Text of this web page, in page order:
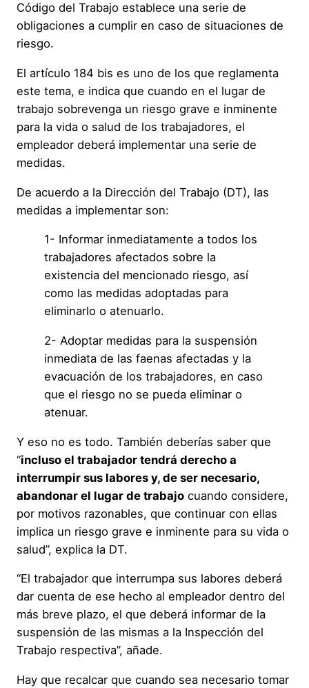
Código del Trabajo establece una serie de
obligaciones a cumplir en caso de situaciones de
riesgo.
El artículo 184 bis es uno de los que reglamenta
este tema, e indica que cuando en el lugar de
trabajo sobrevenga un riesgo grave e inminente
para la vida o salud de los trabajadores, el
empleador deberá implementar una serie de
medidas.
De acuerdo a la Dirección del Trabajo (DT), las
medidas a implementar son:
1- Informar inmediatamente a todos los
trabajadores afectados sobre la
existencia del mencionado riesgo, así
como las medidas adoptadas para
eliminarlo o atenuarlo.
2- Adoptar medidas para la suspensión
inmediata de las faenas afectadas y la
evacuación de los trabajadores, en caso
que el riesgo no se pueda eliminar o
atenuar.
Y eso no es todo. También deberías saber que
“incluso el trabajador tendrá derecho a
interrumpir sus labores y, de ser necesario,
abandonar el lugar de trabajo cuando considere,
por motivos razonables, que continuar con ellas
implica un riesgo grave e inminente para su vida o
salud”, explica la DT.
“El trabajador que interrumpa sus labores deberá
dar cuenta de ese hecho al empleador dentro del
más breve plazo, el que deberá informar de la
suspensión de las mismas a la Inspección del
Trabajo respectiva”, añade.
Hay que recalcar que cuando sea necesario tomar